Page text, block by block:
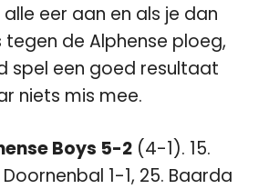
eer aan en als je dan
tegen de Alphense ploeg,
spel een goed resultaat
niets mis mee.
Boys 5-2 (4-1). 15.
Doornenbal 1-1, 25. Baarda